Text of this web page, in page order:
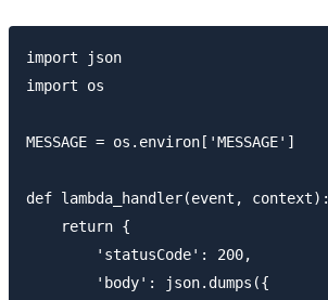
import json
import os
MESSAGE = os.environ['MESSAGE']
def lambda_handler(event, context):
    return {
        'statusCode': 200,
        'body': json.dumps({